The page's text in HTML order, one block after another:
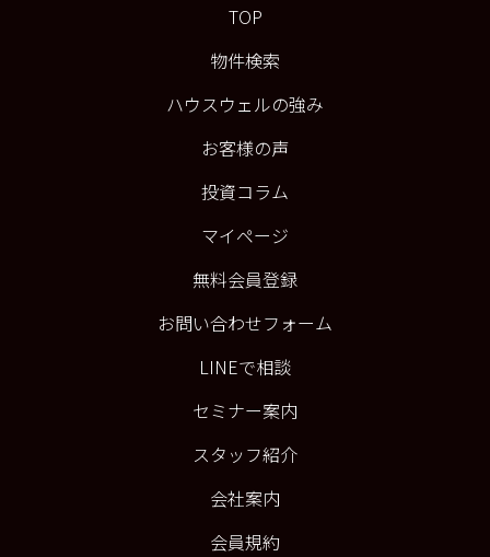
TOP
物件検索
ハウスウェルの強み
お客様の声
投資コラム
マイページ
無料会員登録
お問い合わせフォーム
LINEで相談
セミナー案内
スタッフ紹介
会社案内
会員規約